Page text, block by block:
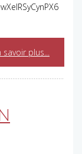
savoir plus...